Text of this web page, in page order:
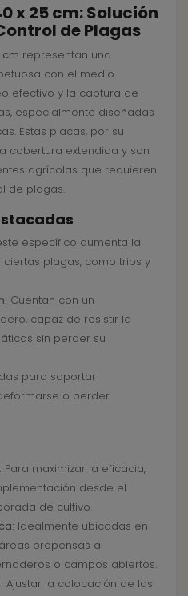
x 25 cm: Solución
de Plagas
cm representan una
con el medio
efectivo y la captura de
especialmente diseñadas
Estas placas, por su
cobertura extendida y son
agrícolas que requieren
de plagas.
específico aumenta la
plagas, como trips y
Cuentan con un
capaz de resistir la
sin perder su
para soportar
o perder
Para maximizar la eficacia,
desde el
de cultivo.
Idealmente ubicadas en
propensas a
o campos abiertos.
Ajustar la colocación de las